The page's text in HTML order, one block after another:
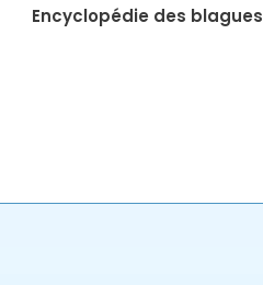
Encyclopédie des blagues